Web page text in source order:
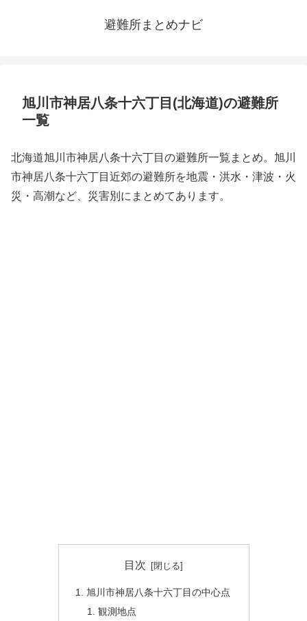
避難所まとめナビ
旭川市神居八条十六丁目(北海道)の避難所
一覧
北海道旭川市神居八条十六丁目の避難所一覧まとめ。旭川
市神居八条十六丁目近郊の避難所を地震・洪水・津波・火
災・高潮など、災害別にまとめてあります。
目次
旭川市神居八条十六丁目の中心点
観測地点